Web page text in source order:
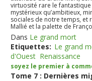
virtuosité rare le
mystérieux qu’ambitieux,
sociales de notre temps, et
Mallié et la palette de
Dans Le grand mort
Etiquettes: Le grand
d'Ouest Renaissance
soyez le premier à
Tome 7 : Dernières